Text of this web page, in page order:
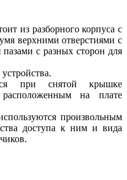
из разборного корпуса с
верхними отверстиями с
с разных сторон для
при снятой крышке
на плате
произвольным
доступа к ним и вида